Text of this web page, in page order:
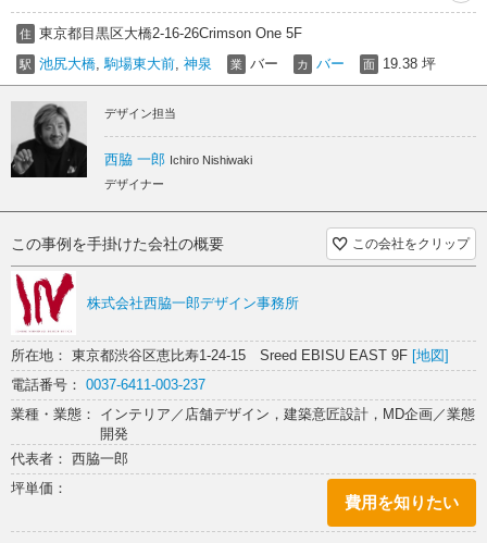
住 東京都目黒区大橋2-16-26Crimson One 5F
駅 池尻大橋 駒場東大前 神泉 業 バー カ バー 面 19.38 坪
デザイン担当
西脇 一郎 Ichiro Nishiwaki
デザイナー
この事例を手掛けた会社の概要 この会社をクリップ
株式会社西脇一郎デザイン事務所
所在地： 東京都渋谷区恵比寿1-24-15 Sreed EBISU EAST 9F [地図]
電話番号： 0037-6411-003-237
業種・業態： インテリア／店舗デザイン，建築意匠設計，MD企画／業態
開発
代表者： 西脇一郎
坪単価：
費用を知りたい